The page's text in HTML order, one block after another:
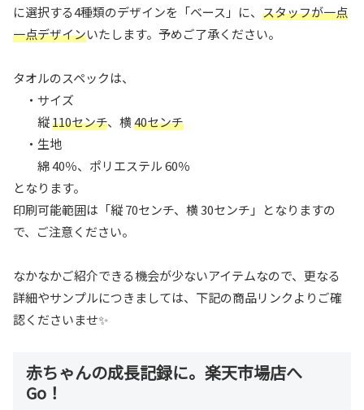
に選択する4種類のデザインを「ベース」に、 スタッフが一点
一点デザインいたします。予めご了承ください。
タオルのスペックは、
・サイズ
縦110センチ、横40センチ
・生地
綿 40％、ポリエステル 60％
となります。
印刷可能範囲は「縦 70センチ、横 30センチ」となりますの
で、ご注意ください。
なかなかご紹介できる機会が少ないアイテムなので、更なる
詳細やサンプルにつきましては、下記の商品リンクよりご確
認くださいませ✨
赤ちゃんの成長記録に。楽天市場店へ
Go！